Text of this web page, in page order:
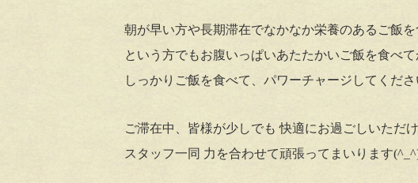
朝が早い方や長期滞在でなかなか栄養のあるご飯
という方でもお腹いっぱいあたたかいご飯を食べ
しっかりご飯を食べて、パワーチャージしてくださ
ご滞在中、皆様が少しでも 快適にお過ごしいただ
スタッフ一同 力を合わせて頑張ってまいります